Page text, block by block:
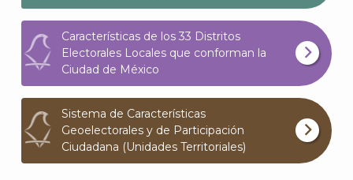
Características de los 33 Distritos
Electorales Locales que conforman la
Ciudad de México
Sistema de Características
Geoelectorales y de Participación
Ciudadana (Unidades Territoriales)